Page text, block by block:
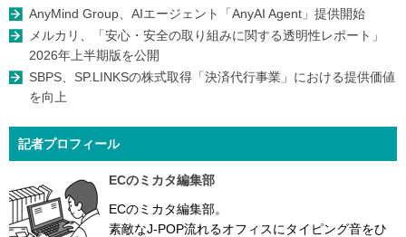
AnyMind Group、AIエージェント「AnyAI Agent」提供開始
メルカリ、「安心・安全の取り組みに関する透明性レポート」
2026年上半期版を公開
SBPS、SP.LINKSの株式取得「決済代行事業」における提供価値
を向上
記者プロフィール
ECのミカタ編集部
ECのミカタ編集部。
素敵なJ-POP流れるオフィスにタイピング音をひ